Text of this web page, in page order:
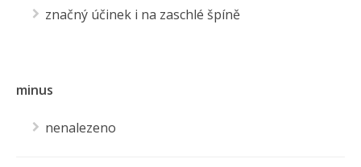
značný účinek i na zaschlé špíně
minus
nenalezeno